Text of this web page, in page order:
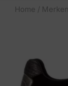
Home / Merken